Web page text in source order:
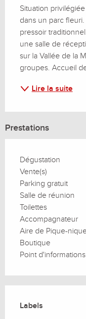
Situation
dans un parc
pressoir
une salle de
sur la Vallée de la
groupes. Accueil
Lire la suite
Prestations
Dégustation
Vente(s)
Parking gratuit
Salle de réunion
Toilettes
Accompagnateur
Aire de Pique-
Boutique
Point
Labels
Labels